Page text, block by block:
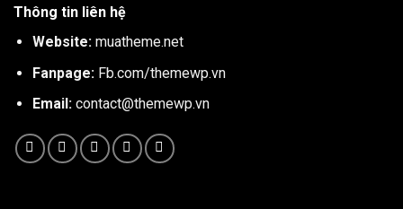
Thông tin liên hệ
Website: muatheme.net
Fanpage: Fb.com/themewp.vn
Email: contact@themewp.vn